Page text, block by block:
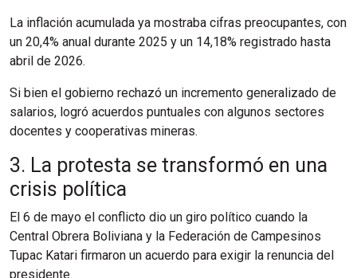
La inflación acumulada ya mostraba cifras preocupantes, con
un 20,4% anual durante 2025 y un 14,18% registrado hasta
abril de 2026.
Si bien el gobierno rechazó un incremento generalizado de
salarios, logró acuerdos puntuales con algunos sectores
docentes y cooperativas mineras.
3. La protesta se transformó en una
crisis política
El 6 de mayo el conflicto dio un giro político cuando la
Central Obrera Boliviana y la Federación de Campesinos
Tupac Katari firmaron un acuerdo para exigir la renuncia del
presidente.